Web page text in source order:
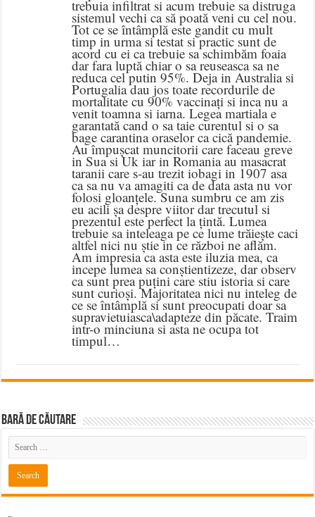
trebuia infiltrat si acum trebuie sa distruga
sistemul vechi ca să poată veni cu cel nou.
Tot ce se întâmplă este gandit cu mult
timp in urma si testat si practic sunt de
acord cu ei ca trebuie sa schimbăm foaia
dar fara luptă chiar o sa reuseasca sa ne
reduca cel putin 95%. Deja in Australia si
Portugalia dau jos toate recordurile de
mortalitate cu 90% vaccinați si inca nu a
venit toamna si iarna. Legea martiala e
garantată cand o sa taie curentul si o sa
bage carantina oraselor ca cică pandemie.
Au împușcat muncitorii care faceau greve
in Sua si Uk iar in Romania au masacrat
taranii care s-au trezit iobagi in 1907 asa
ca sa nu va amagiti ca de data asta nu vor
folosi gloanțele. Suna sumbru ce am zis
eu acili șa despre viitor dar trecutul si
prezentul este perfect la țintă. Lumea
trebuie sa inteleaga pe ce lume trăiește caci
altfel nici nu știe in ce război ne aflăm.
Am impresia ca asta este iluzia mea, ca
incepe lumea sa conștientizeze, dar observ
ca sunt prea puțini care stiu istoria si care
sunt curioși. Majoritatea nici nu inteleg de
ce se întâmplă si sunt preocupati doar sa
supravietuiasca\adapteze din păcate. Traim
intr-o minciuna si asta ne ocupa tot
timpul…
BARĂ DE CĂUTARE